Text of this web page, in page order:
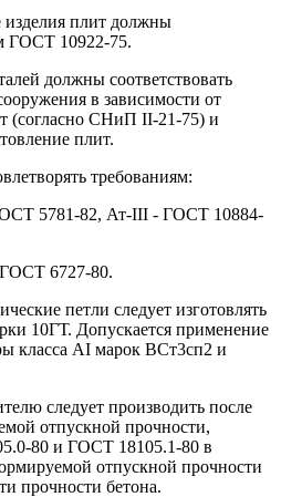
плит должны
ГОСТ 10922-75.
должны соответствовать
в зависимости от
(согласно СНиП II-21-75) и
плит.
требованиям:
5781-82, Ат-III - ГОСТ 10884-
ГОСТ 6727-80.
петли следует изготовлять
10ГТ. Допускается применение
класса AI марок ВСт3сп2 и
следует производить после
отпускной прочности,
80 и ГОСТ 18105.1-80 в
отпускной прочности
прочности бетона.